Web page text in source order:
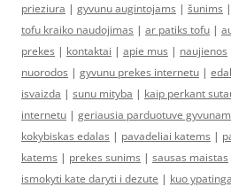
prieziura | gyvunu augintojams | šunims |
tofu kraiko naudojimas | ar patiks tofu |
prekes | kontaktai | apie mus | naujienos
nuorodos | gyvunu prekes internetu |
isvaizda | sunu mityba | kaip perkant
internetu | geriausia parduotuve
kokybiskas edalas | pavadeliai katems |
katems | prekes sunims | sausas maistas
ismokyti kate daryti i dezute | kuo